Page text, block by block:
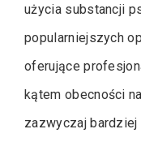
użycia substancji
popularniejszych
oferujące
kątem obecności
zazwyczaj bardziej